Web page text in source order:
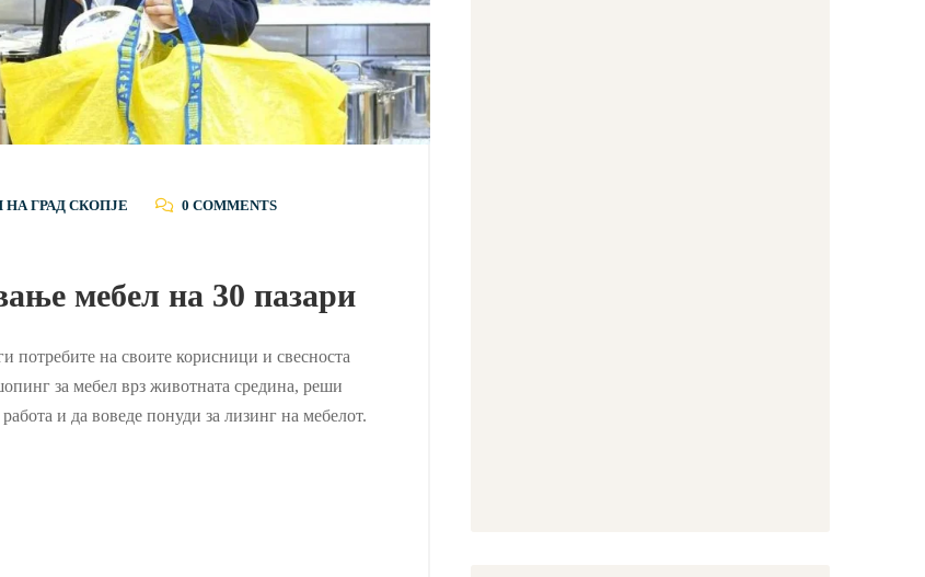
ГРАД СКОПЈЕ
0 COMMENTS
мебел на 30 пазари
потребите на своите корисници и свесноста
за мебел врз животната средина, реши
и да воведе понуди за лизинг на мебелот.